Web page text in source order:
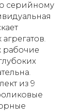
серийному
рабочие
из 9